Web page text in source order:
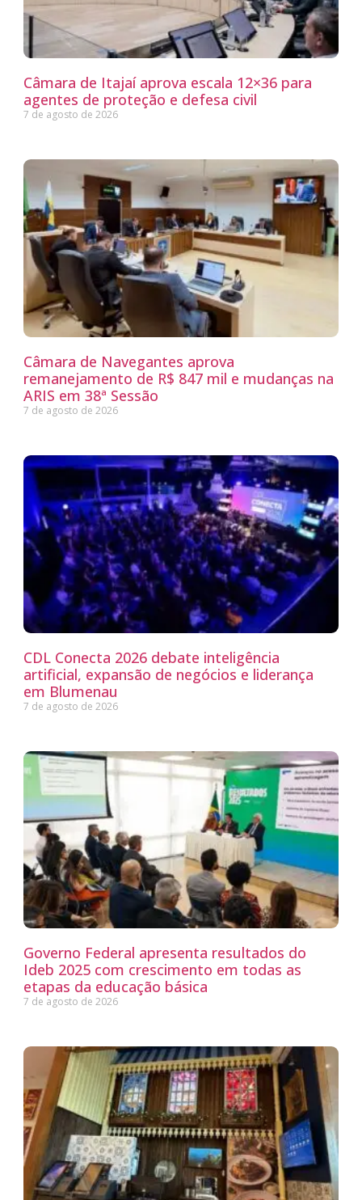
Câmara de Itajaí aprova escala 12×36 para
agentes de proteção e defesa civil
7 de agosto de 2026
Câmara de Navegantes aprova
remanejamento de R$ 847 mil e mudanças na
ARIS em 38ª Sessão
7 de agosto de 2026
CDL Conecta 2026 debate inteligência
artificial, expansão de negócios e liderança
em Blumenau
7 de agosto de 2026
Governo Federal apresenta resultados do
Ideb 2025 com crescimento em todas as
etapas da educação básica
7 de agosto de 2026